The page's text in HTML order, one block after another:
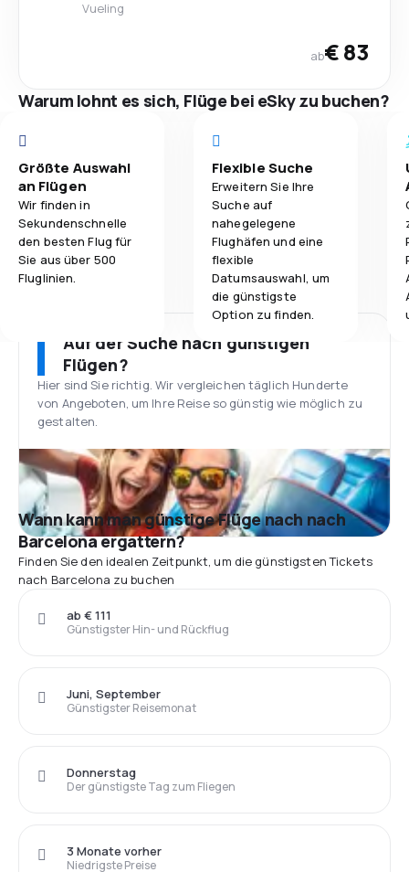
Vueling
ab€ 83
Warum lohnt es sich, Flüge bei eSky zu buchen?
Größte Auswahl
an Flügen
Wir finden in
Sekundenschnelle
den besten Flug für
Sie aus über 500
Fluglinien.
Flexible Suche
Erweitern Sie Ihre
Suche auf
nahegelegene
Flughäfen und eine
flexible
Datumsauswahl, um
die günstigste
Option zu finden.
Auf der Suche nach günstigen
Flügen?
Hier sind Sie richtig. Wir vergleichen täglich Hunderte
von Angeboten, um Ihre Reise so günstig wie möglich zu
gestalten.
Wann kann man günstige Flüge nach nach
Barcelona ergattern?
Finden Sie den idealen Zeitpunkt, um die günstigsten Tickets
nach Barcelona zu buchen
Günstigster Hin- und Rückflug
ab € 111
Günstigster Reisemonat
Juni, September
Der günstigste Tag zum Fliegen
Donnerstag
Niedrigste Preise
3 Monate vorher